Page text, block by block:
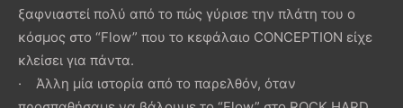
ξαφνιαστεί πολύ από το πώς γύρισε την πλάτη του ο
κόσμος στο “Flow” που το κεφάλαιο CONCEPTION είχε
κλείσει για πάντα.
· Άλλη μία ιστορία από το παρελθόν, όταν